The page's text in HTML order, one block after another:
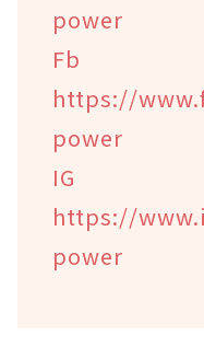
power
https://
power
https://
power